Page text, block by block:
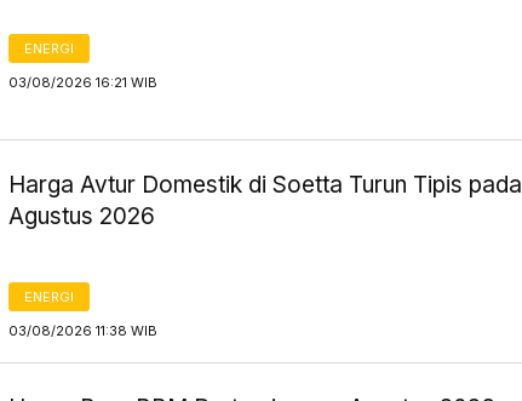
ENERGI
03/08/2026 16:21 WIB
Harga Avtur Domestik di Soetta Turun Tipis pada
Agustus 2026
ENERGI
03/08/2026 11:38 WIB